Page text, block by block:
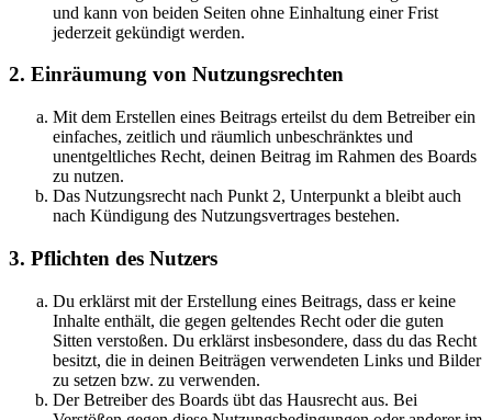
und kann von beiden Seiten ohne Einhaltung einer Frist
jederzeit gekündigt werden.
2. Einräumung von Nutzungsrechten
Mit dem Erstellen eines Beitrags erteilst du dem Betreiber ein
einfaches, zeitlich und räumlich unbeschränktes und
unentgeltliches Recht, deinen Beitrag im Rahmen des Boards
zu nutzen.
Das Nutzungsrecht nach Punkt 2, Unterpunkt a bleibt auch
nach Kündigung des Nutzungsvertrages bestehen.
3. Pflichten des Nutzers
Du erklärst mit der Erstellung eines Beitrags, dass er keine
Inhalte enthält, die gegen geltendes Recht oder die guten
Sitten verstoßen. Du erklärst insbesondere, dass du das Recht
besitzt, die in deinen Beiträgen verwendeten Links und Bilder
zu setzen bzw. zu verwenden.
Der Betreiber des Boards übt das Hausrecht aus. Bei